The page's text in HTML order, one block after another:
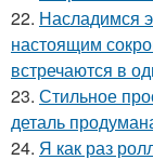
22. Насладимся
настоящим
встречаются в
23. Стильное
деталь
24. Я как раз